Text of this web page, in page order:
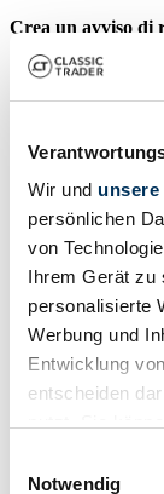
Wir und unsere
persönlichen
von
Ihrem Gerät zu
personalisierte
Werbung und
Entwicklung
entscheiden
Trigger Symbol
Notwendig
Crea un avviso di
Venga notificato
corrisponde ai tuoi
Crea annuncio
Ha un MK che
Crea annuncio
Aste in scadenza
Visualizza tutte le
Asta